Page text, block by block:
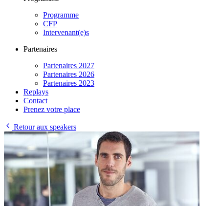
Programme
CFP
Intervenant(e)s
Partenaires
Partenaires 2027
Partenaires 2026
Partenaires 2023
Replays
Contact
Prenez votre place
Retour aux speakers